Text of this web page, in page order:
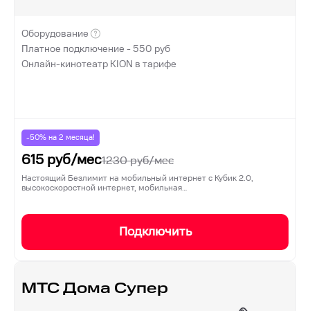
Оборудование
Платное подключение -550 руб
Онлайн-кинотеатр KION в тарифе
-50% на 2 месяца!
615 руб/мес1230руб/мес
Настоящий Безлимит на мобильный интернет с Кубик 2.0,
высокоскоростной интернет, мобильная…
Подключить
МТС Дома Супер